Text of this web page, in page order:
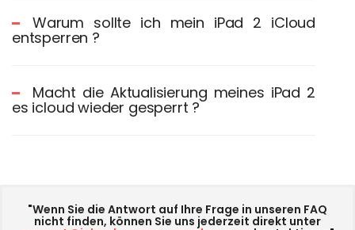
Warum sollte ich mein iPad 2 iCloud
entsperren ?
Macht die Aktualisierung meines iPad 2
es icloud wieder gesperrt ?
"Wenn Sie die Antwort auf Ihre Frage in unseren FAQ
nicht finden, können Sie uns jederzeit direkt unter